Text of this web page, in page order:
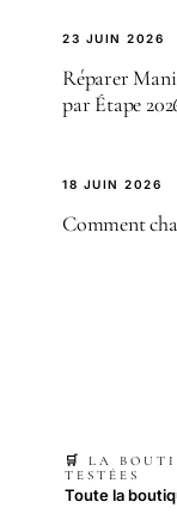
23 JUIN 2026
Réparer
par Étape
18 JUIN 2026
Comment
🛒 LA
TESTÉES
Toute la